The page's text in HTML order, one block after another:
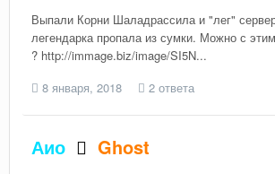
Выпали Корни Шаладрассила и "лег"
легендарка пропала из сумки. Можно с
? http://immage.biz/image/SI5N...
8 января, 2018
2 ответа
Аио Ghost